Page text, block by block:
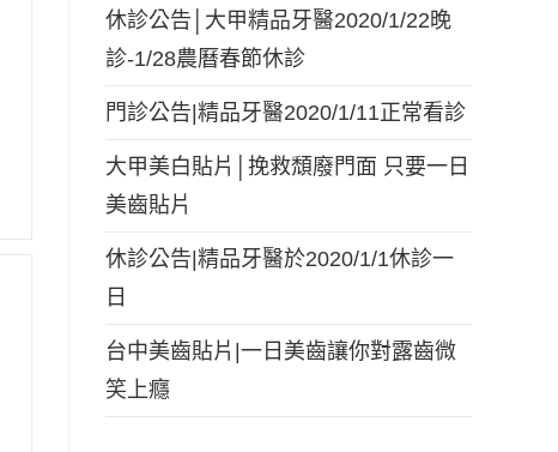
休診公告│大甲精品牙醫2020/1/22晚
診-1/28農曆春節休診
門診公告|精品牙醫2020/1/11正常看診
大甲美白貼片│挽救頹廢門面 只要一日
美齒貼片
休診公告|精品牙醫於2020/1/1休診一
日
台中美齒貼片|一日美齒讓你對露齒微
笑上癮